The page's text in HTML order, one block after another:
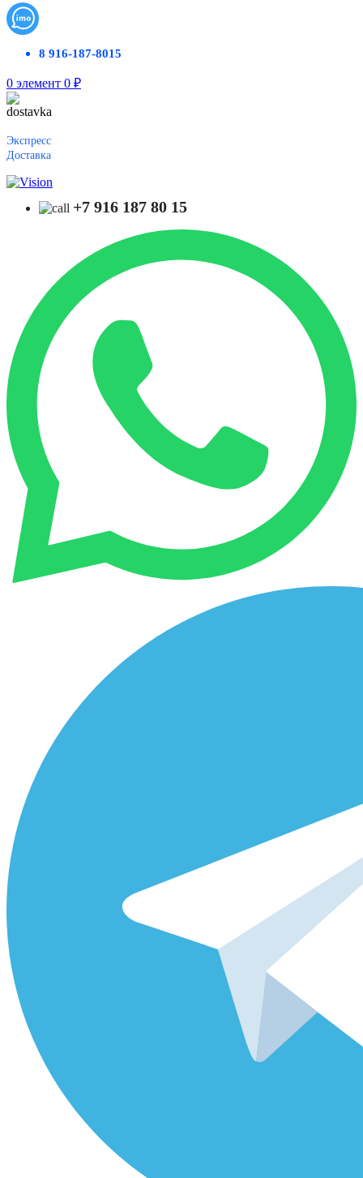
8 916-187-8015
0 элемент 0 ₽
Экспресс
Доставка
+7 916 187 80 15